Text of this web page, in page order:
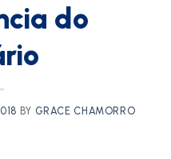
do
BY GRACE CHAMORRO